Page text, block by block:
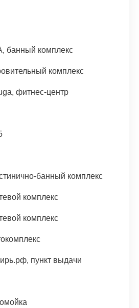
банный комплекс
комплекс
фитнес-центр
банный комплекс
комплекс
комплекс
пункт выдачи